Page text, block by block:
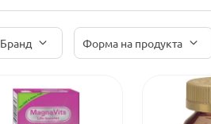
Бранд Форма на продукта